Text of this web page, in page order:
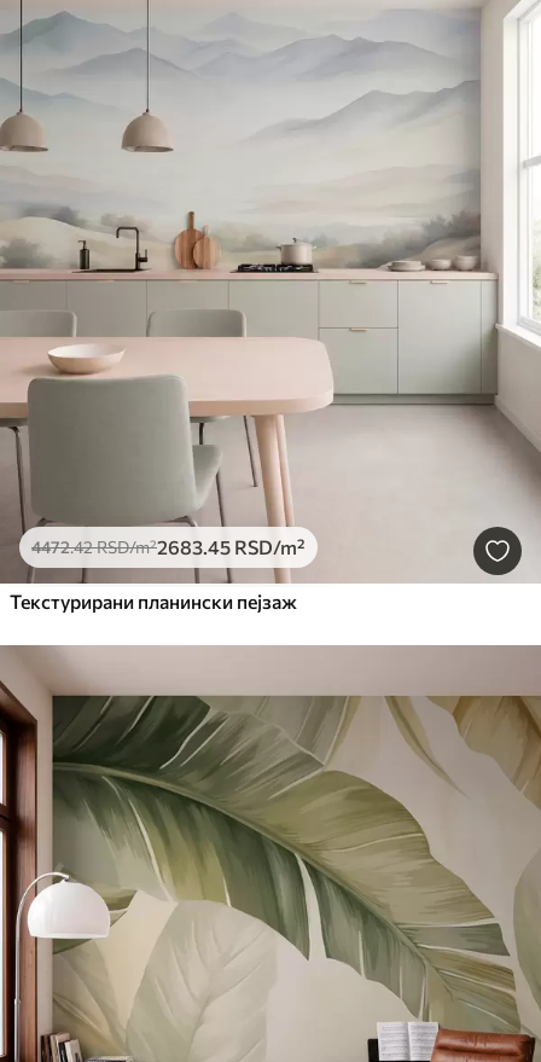
4472.42RSD/m²2683.45 RSD/m²
Текстурирани планински пејзаж